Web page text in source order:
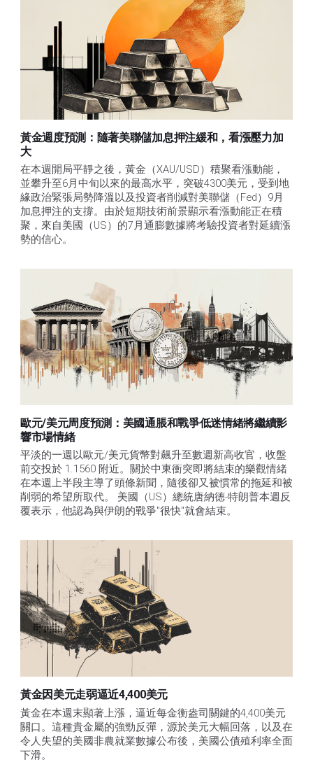
黃金週度預測：隨著美聯儲加息押注緩和，看漲壓力加
大
在本週開局平靜之後，黃金（XAU/USD）積聚看漲動能，
並攀升至6月中旬以來的最高水平，突破4300美元，受到地
緣政治緊張局勢降溫以及投資者削減對美聯儲（Fed）9月
加息押注的支撐。由於短期技術前景顯示看漲動能正在積
聚，來自美國（US）的7月通膨數據將考驗投資者對延續漲
勢的信心。
歐元/美元周度預測：美國通脹和戰爭低迷情緒將繼續影
響市場情緒
平淡的一週以歐元/美元貨幣對飆升至數週新高收官，收盤
前交投於 1.1560 附近。關於中東衝突即將結束的樂觀情緒
在本週上半段主導了頭條新聞，隨後卻又被慣常的拖延和被
削弱的希望所取代。 美國（US）總統唐納德-特朗普本週反
覆表示，他認為與伊朗的戰爭"很快"就會結束。
黃金因美元走弱逼近4,400美元
黃金在本週末顯著上漲，逼近每金衡盎司關鍵的4,400美元
關口。這種貴金屬的強勁反彈，源於美元大幅回落，以及在
令人失望的美國非農就業數據公布後，美國公債殖利率全面
下滑。